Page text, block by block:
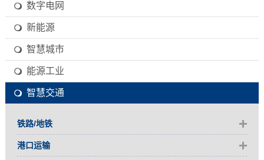
数字电网
新能源
智慧城市
能源工业
智慧交通
铁路/地铁
港口运输